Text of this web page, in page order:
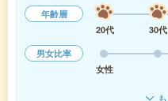
年齢層
20代
30代
男女比率
女性